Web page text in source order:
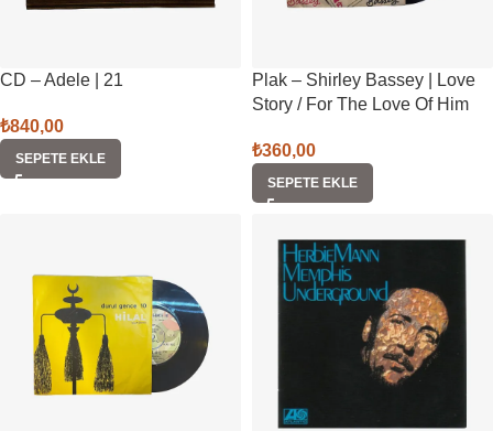
CD – Adele | 21
₺840,00
SEPETE EKLE
Plak – Shirley Bassey | Love
Story / For The Love Of Him
₺360,00
SEPETE EKLE